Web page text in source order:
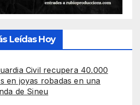
Leídas Hoy
Civil recupera 40.000
en joyas robadas en una
de Sineu